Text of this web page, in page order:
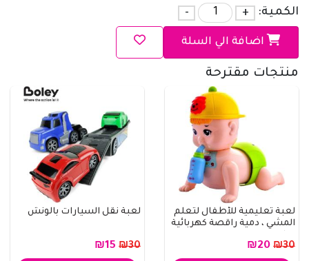
الكمية: +
-
اضافة الي السلة
منتجات مقترحة
لعبة تعليمية للأطفال لتعلم
المشي ، دمية راقصة كهربائية
₪30
لعبة نقل السيارات بالونش
₪30